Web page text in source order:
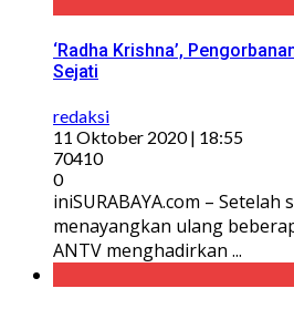
‘Radha Krishna’,
Sejati
redaksi
11 Oktober 2020 | 18:55
70410
0
iniSURABAYA.com – Setelah
menayangkan ulang
ANTV menghadirkan ...